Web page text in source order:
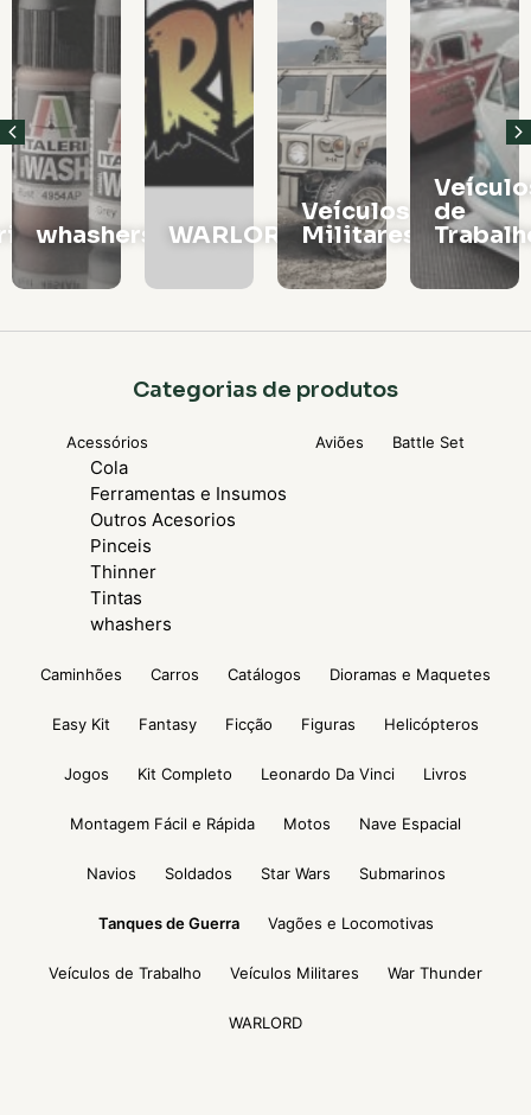
WARLORD Militares
Veículos
de
Trabalho
Vagões
e
Categorias de produtos
Acessórios
Cola
Ferramentas e Insumos
Outros Acesorios
Pinceis
Thinner
Tintas
whashers
Aviões Battle Set
Caminhões Carros Catálogos Dioramas e Maquetes
Easy Kit Fantasy Ficção Figuras Helicópteros
Jogos Kit Completo Leonardo Da Vinci Livros
Montagem Fácil e Rápida Motos Nave Espacial
Navios Soldados Star Wars Submarinos
Tanques de Guerra Vagões e Locomotivas
Veículos de Trabalho Veículos Militares War Thunder
WARLORD